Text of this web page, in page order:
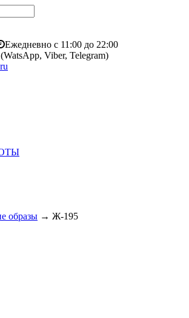
Ежедневно с 11:00 до 22:00
(WatsApp, Viber, Telegram)
образы → Ж-195